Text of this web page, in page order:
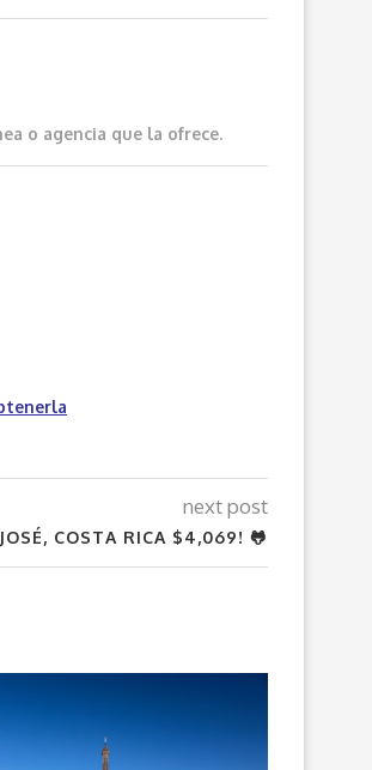
o agencia que la ofrece.
next post
COSTA RICA $4,069! 🐸